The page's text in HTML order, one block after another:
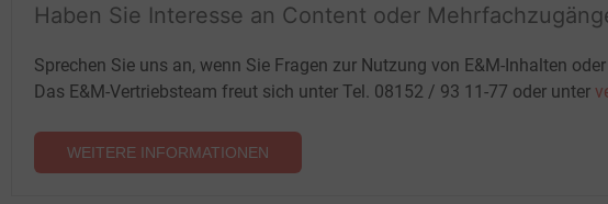
Haben Sie Interesse an Content oder
Sprechen Sie uns an, wenn Sie Fragen zur Nutzung von E&M-Inhalten
Das E&M-Vertriebsteam freut sich unter Tel. 08152 / 93 11-77 oder unter
WEITERE INFORMATIONEN